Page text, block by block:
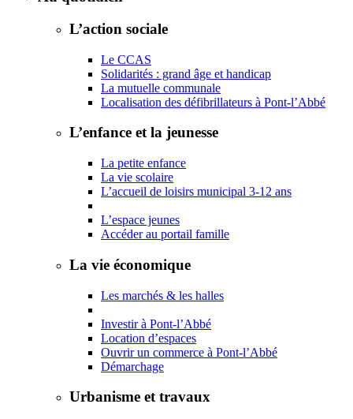
L’action sociale
Le CCAS
Solidarités : grand âge et handicap
La mutuelle communale
Localisation des défibrillateurs à Pont-l’Abbé
L’enfance et la jeunesse
La petite enfance
La vie scolaire
L’accueil de loisirs municipal 3-12 ans
L’espace jeunes
Accéder au portail famille
La vie économique
Les marchés & les halles
Investir à Pont-l’Abbé
Location d’espaces
Ouvrir un commerce à Pont-l’Abbé
Démarchage
Urbanisme et travaux